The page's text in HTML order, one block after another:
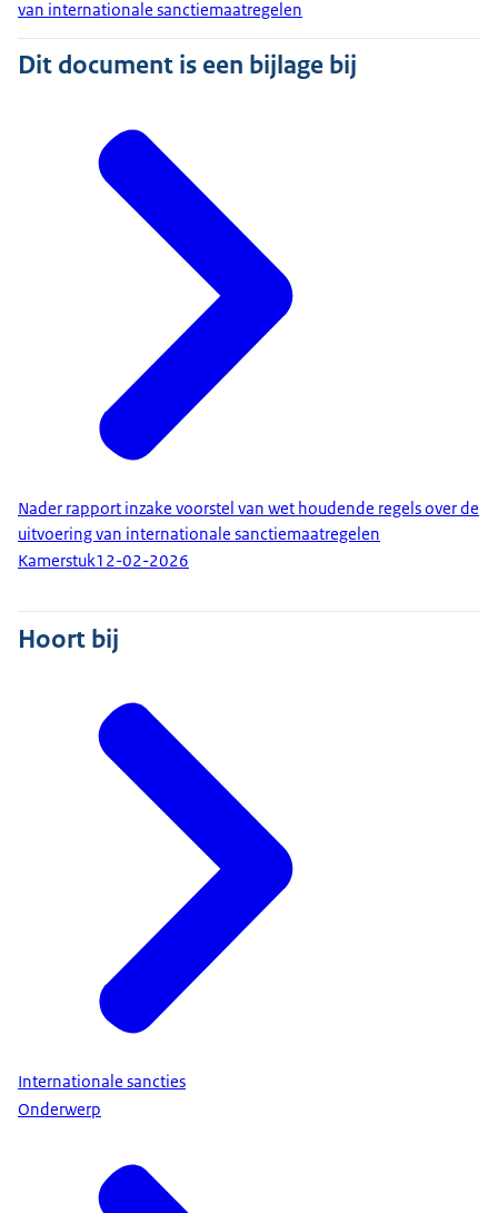
van internationale sanctiemaatregelen
Dit document is een bijlage bij
Nader rapport inzake voorstel van wet houdende regels over de
uitvoering van internationale sanctiemaatregelen
Kamerstuk12-02-2026
Hoort bij
Internationale sancties
Onderwerp